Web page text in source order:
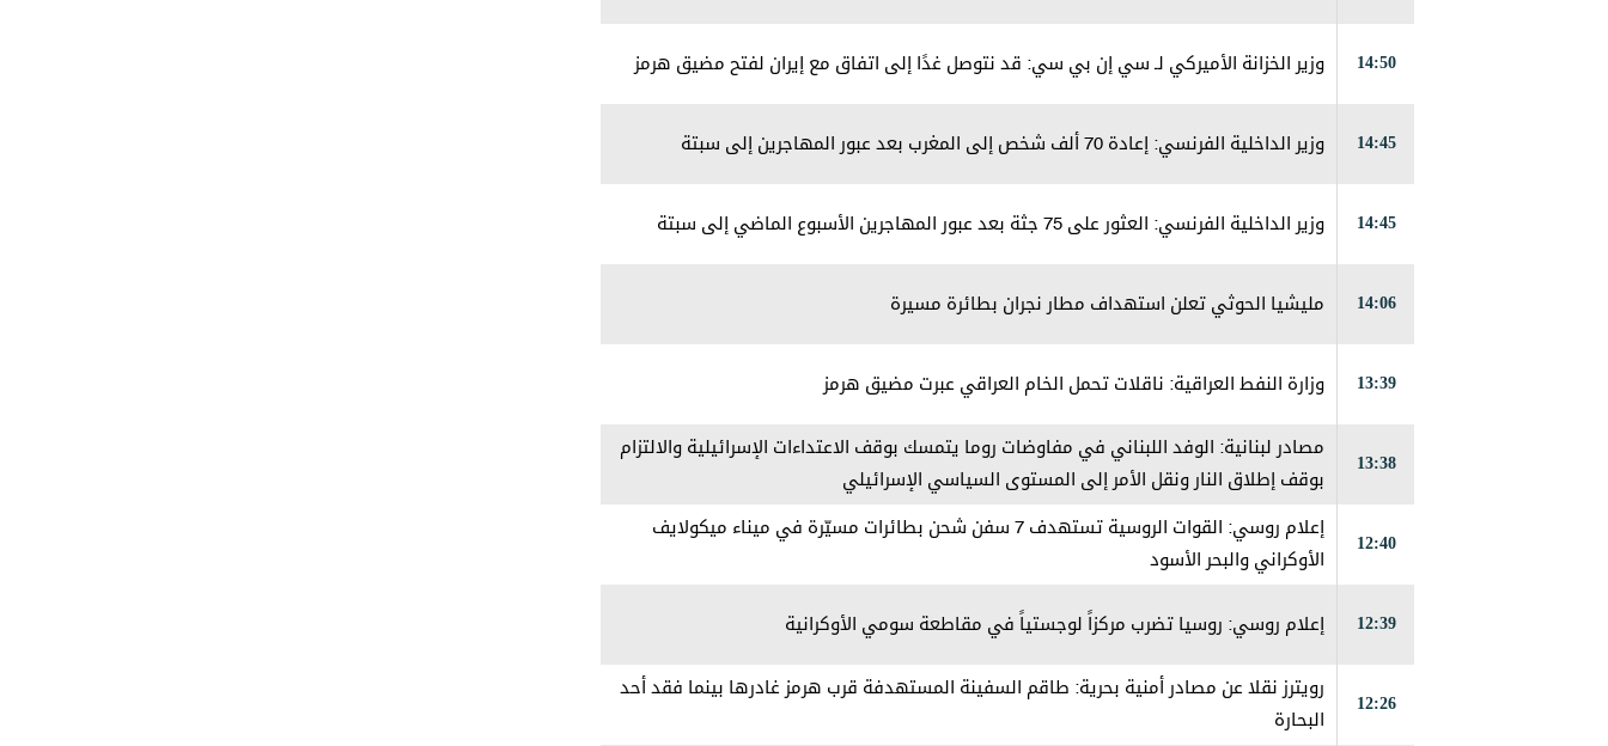
14:50 وزير الخزانة الأميركي لـ سي إن بي سي: قد نتوصل غدًا إلى اتفاق مع إيران لفتح مضيق هرمز
14:45 وزير الداخلية الفرنسي: إعادة 70 ألف شخص إلى المغرب بعد عبور المهاجرين إلى سبتة
14:45 وزير الداخلية الفرنسي: العثور على 75 جثة بعد عبور المهاجرين الأسبوع الماضي إلى سبتة
14:06 مليشيا الحوثي تعلن استهداف مطار نجران بطائرة مسيرة
13:39 وزارة النفط العراقية: ناقلات تحمل الخام العراقي عبرت مضيق هرمز
13:38
مصادر لبنانية: الوفد اللبناني في مفاوضات روما يتمسك بوقف الاعتداءات الإسرائيلية والالتزام
بوقف إطلاق النار ونقل الأمر إلى المستوى السياسي الإسرائيلي
12:40
إعلام روسي: القوات الروسية تستهدف 7 سفن شحن بطائرات مسيّرة في ميناء ميكولايف
الأوكراني والبحر الأسود
12:39 إعلام روسي: روسيا تضرب مركزاً لوجستياً في مقاطعة سومي الأوكرانية
12:26
رويترز نقلا عن مصادر أمنية بحرية: طاقم السفينة المستهدفة قرب هرمز غادرها بينما فقد أحد
البحارة